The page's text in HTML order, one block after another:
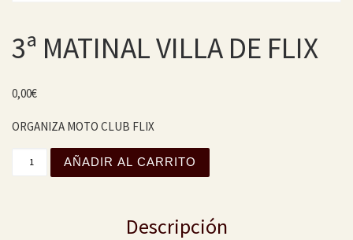
3ª MATINAL VILLA DE FLIX
0,00€
ORGANIZA MOTO CLUB FLIX
3ª MATINAL VILLA DE FLIX cantidad
AÑADIR AL CARRITO
Descripción